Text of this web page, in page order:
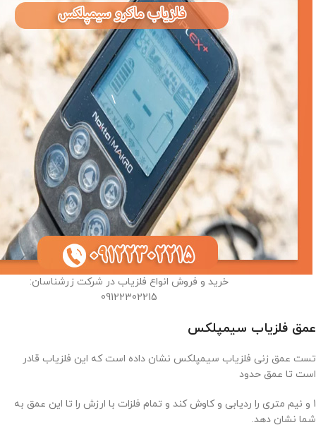
خرید و فروش انواع فلزیاب در شرکت زرشناسان:
09122302215
عمق فلزیاب سیمپلکس
تست عمق زنی فلزیاب سیمپلکس نشان داده است که این فلزیاب قادر
است تا عمق حدود
1 و نیم متری را ردیابی و کاوش کند و تمام فلزات با ارزش را تا این عمق به
شما نشان دهد.